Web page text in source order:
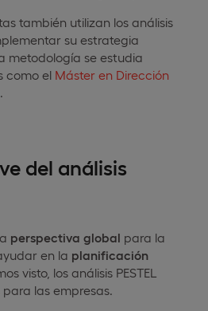
también utilizan los análisis
su estrategia
metodología se estudia
como el Máster en Dirección
del análisis
perspectiva global para la
en la planificación
visto, los análisis PESTEL
las empresas.